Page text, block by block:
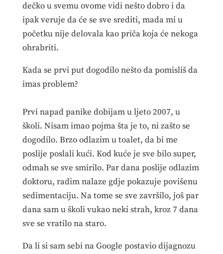
dečko u svemu ovome vidi nešto dobro i da
ipak veruje da će se sve srediti, mada mi u
početku nije delovala kao priča koja će nekoga
ohrabriti.
Kada se prvi put dogodilo nešto da pomisliš da
imas problem?
Prvi napad panike dobijam u ljeto 2007, u
školi. Nisam imao pojma šta je to, ni zašto se
dogodilo. Brzo odlazim u toalet, da bi me
poslije poslali kući. Kod kuće je sve bilo super,
odmah se sve smirilo. Par dana poslije odlazim
doktoru, radim nalaze gdje pokazuje povišenu
sedimentaciju. Na tome se sve završilo, još par
dana sam u školi vukao neki strah, kroz 7 dana
sve se vratilo na staro.
Da li si sam sebi na Google postavio dijagnozu